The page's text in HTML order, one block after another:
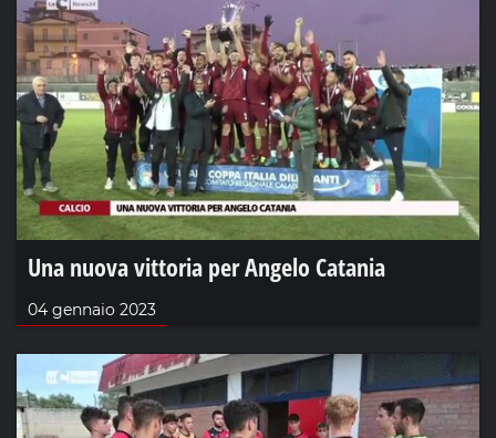
Una nuova vittoria per Angelo Catania
04 gennaio 2023